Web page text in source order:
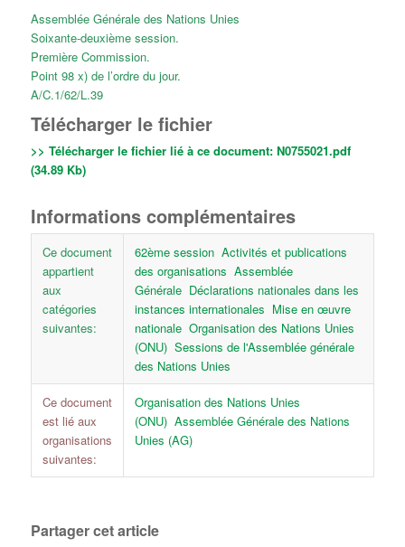
Assemblée Générale des Nations Unies
Soixante-deuxième session.
Première Commission.
Point 98 x) de l’ordre du jour.
A/C.1/62/L.39
Télécharger le fichier
>> Télécharger le fichier lié à ce document: N0755021.pdf
(34.89 Kb)
Informations complémentaires
Ce document
appartient
aux
catégories
suivantes:
62ème session Activités et publications
des organisations Assemblée
Générale Déclarations nationales dans les
instances internationales Mise en œuvre
nationale Organisation des Nations Unies
(ONU) Sessions de l'Assemblée générale
des Nations Unies
Ce document
est lié aux
organisations
suivantes:
Organisation des Nations Unies
(ONU) Assemblée Générale des Nations
Unies (AG)
Partager cet article